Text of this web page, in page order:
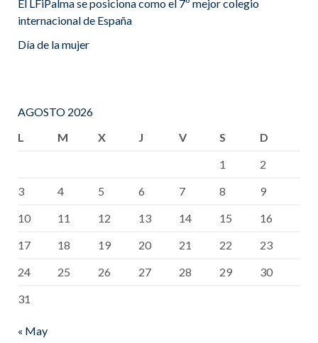
El LFiPalma se posiciona como el 7º mejor colegio
internacional de España
Día de la mujer
AGOSTO 2026
L
M X J V S
D
1
2
3
4 5 6 7 8
9
10
11 12 13 14 15
16
17
18 19 20 21 22
23
24
25 26 27 28 29
30
31
« May